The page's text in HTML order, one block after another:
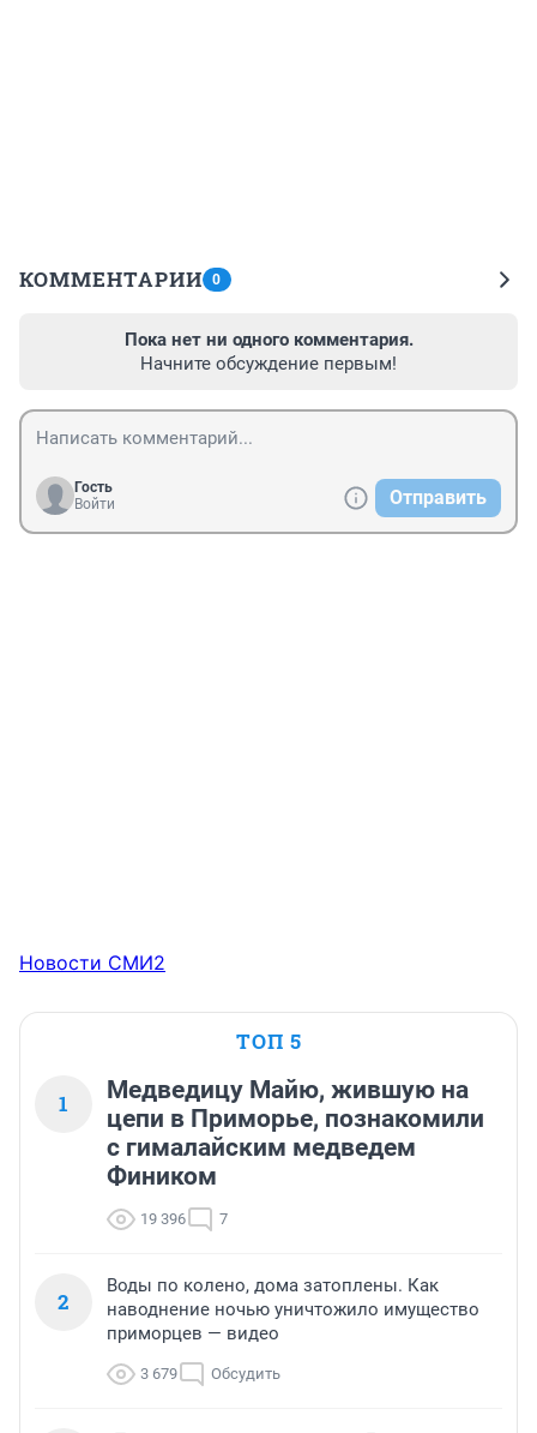
КОММЕНТАРИИ 0
Пока нет ни одного комментария.
Начните обсуждение первым!
Гость
Войти
Отправить
Новости СМИ2
ТОП 5
1
Медведицу Майю, жившую на
цепи в Приморье, познакомили
с гималайским медведем
Фиником
19 396 7
2
Воды по колено, дома затоплены. Как
наводнение ночью уничтожило имущество
приморцев — видео
3 679 Обсудить